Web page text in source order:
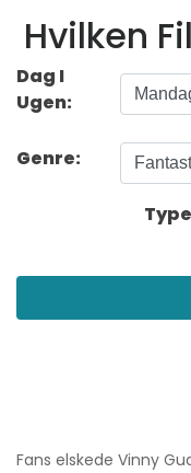
Hvilken
Dag I
Ugen:
Genre:
Fans elskede Vinny